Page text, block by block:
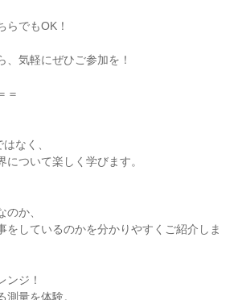
らでもOK！
、気軽にぜひご参加を！
＝
なく、
について楽しく学びます。
か、
をしているのかを分かりやすくご紹介しま
ジ！
量を体験。